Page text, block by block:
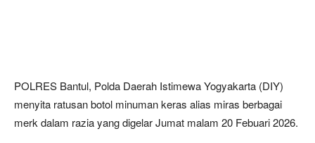
POLRES Bantul, Polda Daerah Istimewa Yogyakarta (DIY)
menyita ratusan botol minuman keras alias miras berbagai
merk dalam razia yang digelar Jumat malam 20 Febuari 2026.